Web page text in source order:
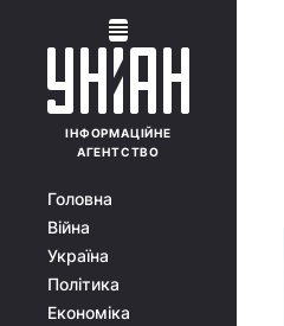
ІНФОРМАЦІЙНЕ
АГЕНТСТВО
Головна
Війна
Україна
Політика
Економіка